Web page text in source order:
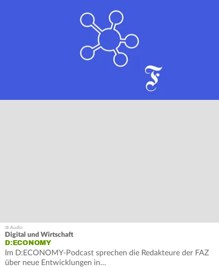
Digital und Wirtschaft
D:ECONOMY
Im D:ECONOMY-Podcast sprechen die Redakteure der FAZ
über neue Entwicklungen in…